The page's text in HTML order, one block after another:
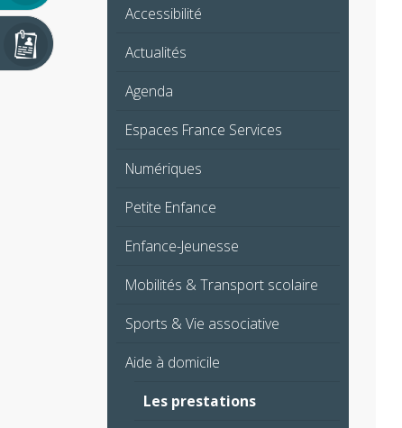
Accessibilité
Actualités
Agenda
Espaces France Services
Numériques
Petite Enfance
Enfance-Jeunesse
Mobilités & Transport scolaire
Sports & Vie associative
Aide à domicile
Les prestations